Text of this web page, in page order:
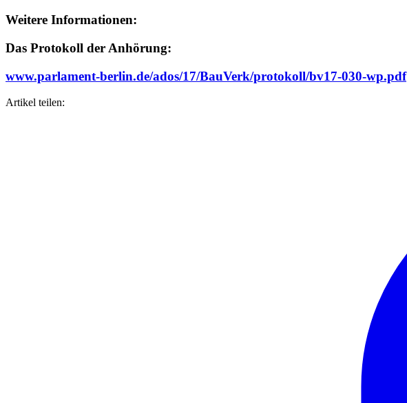
Weitere Informationen:
Das Protokoll der Anhörung:
www.parlament-berlin.de/ados/17/BauVerk/protokoll/bv17-030-wp.pdf
Artikel teilen: